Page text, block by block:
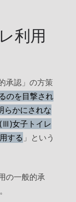
利用
承認」の方策
のを目撃され
らかにされな
(Ⅲ)女子トイレ
する 」という
の一般的承